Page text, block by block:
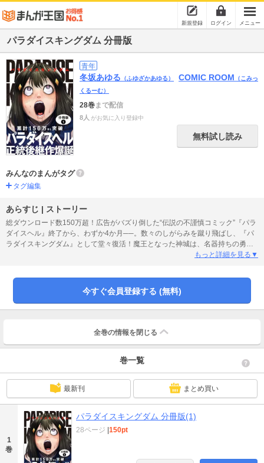
新規登録 ログイン メニュー
パラダイスキングダム 分冊版
青年
冬坂あゆる （ふゆざかあゆる） COMIC ROOM （こみっ
くるーむ）
28巻まで配信
8人 がお気に入り登録中
無料試し読み
みんなのまんがタグ
タグ編集
あらすじ | ストーリー
総ダウンロード数150万超！広告がバズり倒した“伝説の不謹慎コミック”『パラ
ダイスヘル』終了から、わずか4か月──。数々のしがらみを蹴り飛ばし、『パ
ラダイスキングダム』として堂々復活！魔王となった神城は、名器持ちの勇者
との果てなき“いとなみ”の末、新たな命を授かる。その名は、神城聖邪（カミシ
より、居場所を奪われた彼の胸中には、誰にも理解されない“漆黒の感情”が渦巻
いていた。そして、グレにグレた牛若丸は非行に走り、こう宣言する。「俺は
もっと詳細を見る▼
今すぐ会員登録する (無料)
全巻の情報を 閉じる
巻一覧
最新刊 まとめ買い
1
巻
パラダイスキングダム 分冊版(1)
28ページ |150pt